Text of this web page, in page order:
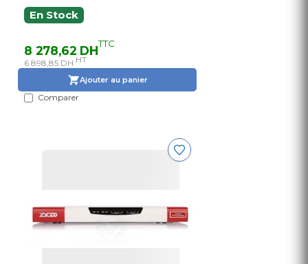
En Stock
8 278,62 DHTTC
6 898,85 DH HT
Ajouter au panier
Comparer